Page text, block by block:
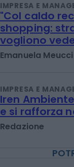
IMPRESA E
"Col caldo
shopping:
vogliono
Emanuela Meucci
IMPRESA E
Iren
e si rafforza
Redazione